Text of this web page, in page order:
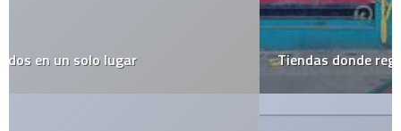
Tiendas donde regalan todo. ¡De verdad!